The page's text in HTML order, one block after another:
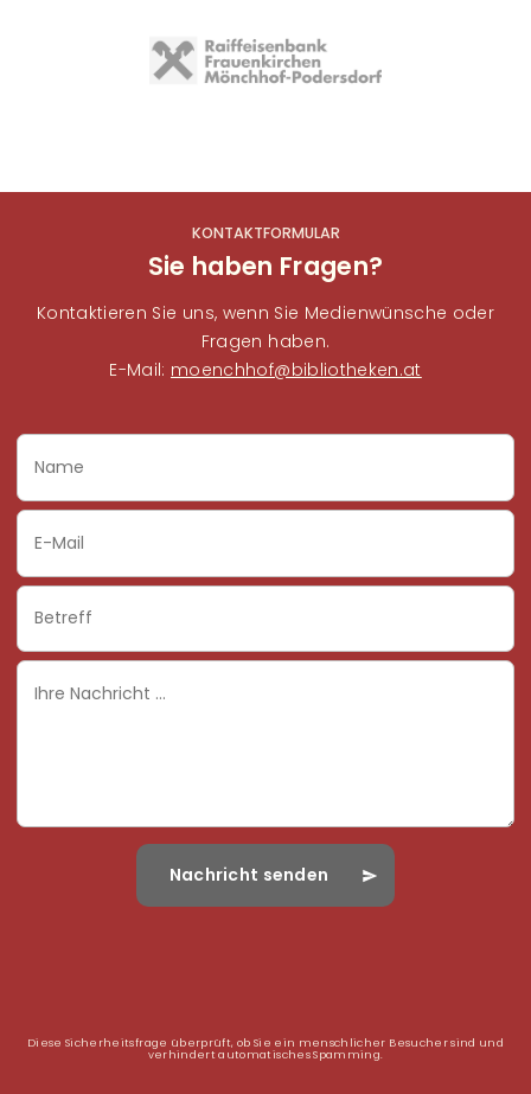
Image
KONTAKTFORMULAR
Sie haben Fragen?
Kontaktieren Sie uns, wenn Sie Medienwünsche oder
Fragen haben.
E-Mail: moenchhof@bibliotheken.at
Name
Email
Subject
Ihre
Nachricht
Diese Sicherheitsfrage überprüft, ob Sie ein menschlicher Besucher sind und
verhindert automatisches Spamming.